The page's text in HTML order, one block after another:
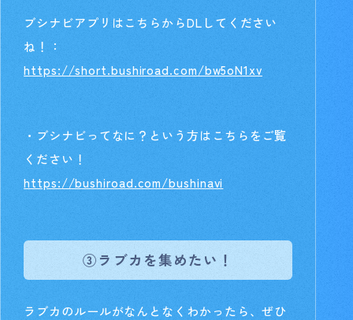
ブシナビアプリはこちらからDLしてください
ね！：
https://short.bushiroad.com/bw5oN1xv
・ブシナビってなに？という方はこちらをご覧
ください！
https://bushiroad.com/bushinavi
③ラブカを集めたい！
ラブカのルールがなんとなくわかったら、ぜひ